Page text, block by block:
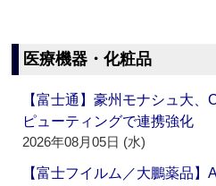
医療機器・化粧品
【富士通】豪州モナシュ大
ピューティングで連携強化
2026年08月05日 (水)
【富士フイルム／大鵬薬品